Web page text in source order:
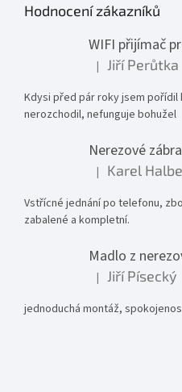
Hodnocení zákazníků
WIFI přijímač
Hodnocení
| Jiří Perůtka
Kdysi před pár roky jsem
nerozchodil, nefunguje bohužel
Hodnocení
| Karel
Vstřícné jednání po telefonu,
zabalené a kompletní.
Hodnocení
| Jiří Písecký
jednoduchá montáž,